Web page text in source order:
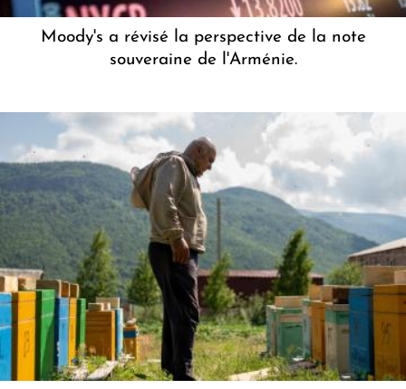
Moody's a révisé la perspective de la note
souveraine de l'Arménie.